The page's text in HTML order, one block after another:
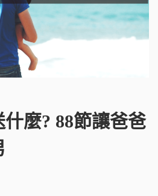
麼? 88節讓爸爸